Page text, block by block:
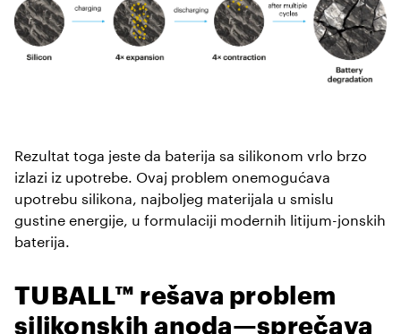
Rezultat toga jeste da baterija sa silikonom vrlo brzo
izlazi iz upotrebe. Ovaj problem onemogućava
upotrebu silikona, najboljeg materijala u smislu
gustine energije, u formulaciji modernih litijum-jonskih
baterija.
TUBALL™ rešava problem
silikonskih anoda—sprečava